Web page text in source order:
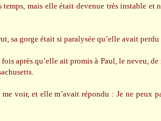
mais elle était devenue très instable et
sa gorge était si paralysée qu’elle avait
après qu’elle ait promis à Paul, le neveu,
voir, et elle m’avait répondu : Je ne peux